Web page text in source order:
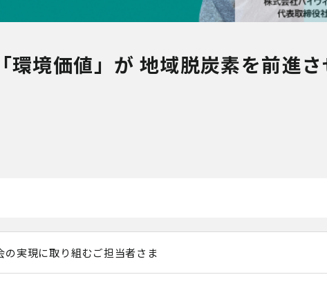
環境価値」が 地域脱炭素を前進
実現に取り組むご担当者さま